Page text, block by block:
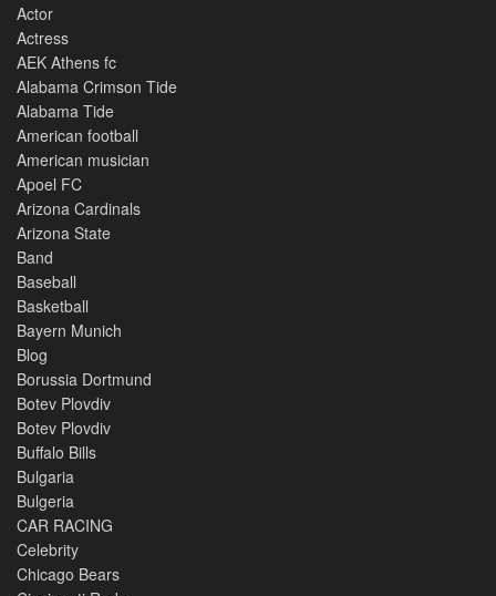
Actor
Actress
AEK Athens fc
Alabama Crimson Tide
Alabama Tide
American football
American musician
Apoel FC
Arizona Cardinals
Arizona State
Band
Baseball
Basketball
Bayern Munich
Blog
Borussia Dortmund
Botev Plovdiv
Botev Plovdiv
Buffalo Bills
Bulgaria
Bulgeria
CAR RACING
Celebrity
Chicago Bears